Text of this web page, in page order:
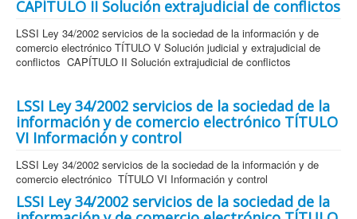
CAPÍTULO II Solución extrajudicial de conflictos
LSSI Ley 34/2002 servicios de la sociedad de la información y de
comercio electrónico TÍTULO V Solución judicial y extrajudicial de
conflictos CAPÍTULO II Solución extrajudicial de conflictos
LSSI Ley 34/2002 servicios de la sociedad de la
información y de comercio electrónico TÍTULO
VI Información y control
LSSI Ley 34/2002 servicios de la sociedad de la información y de
comercio electrónico TÍTULO VI Información y control
LSSI Ley 34/2002 servicios de la sociedad de la